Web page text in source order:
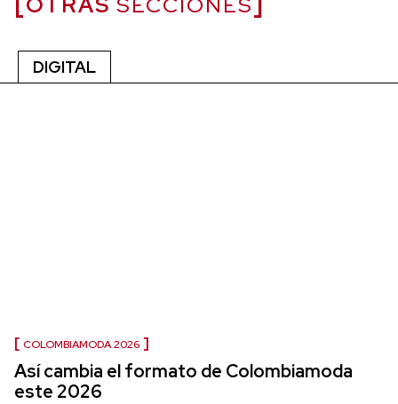
DIGITAL
COLOMBIAMODA 2026
Así cambia el formato de Colombiamoda
este 2026